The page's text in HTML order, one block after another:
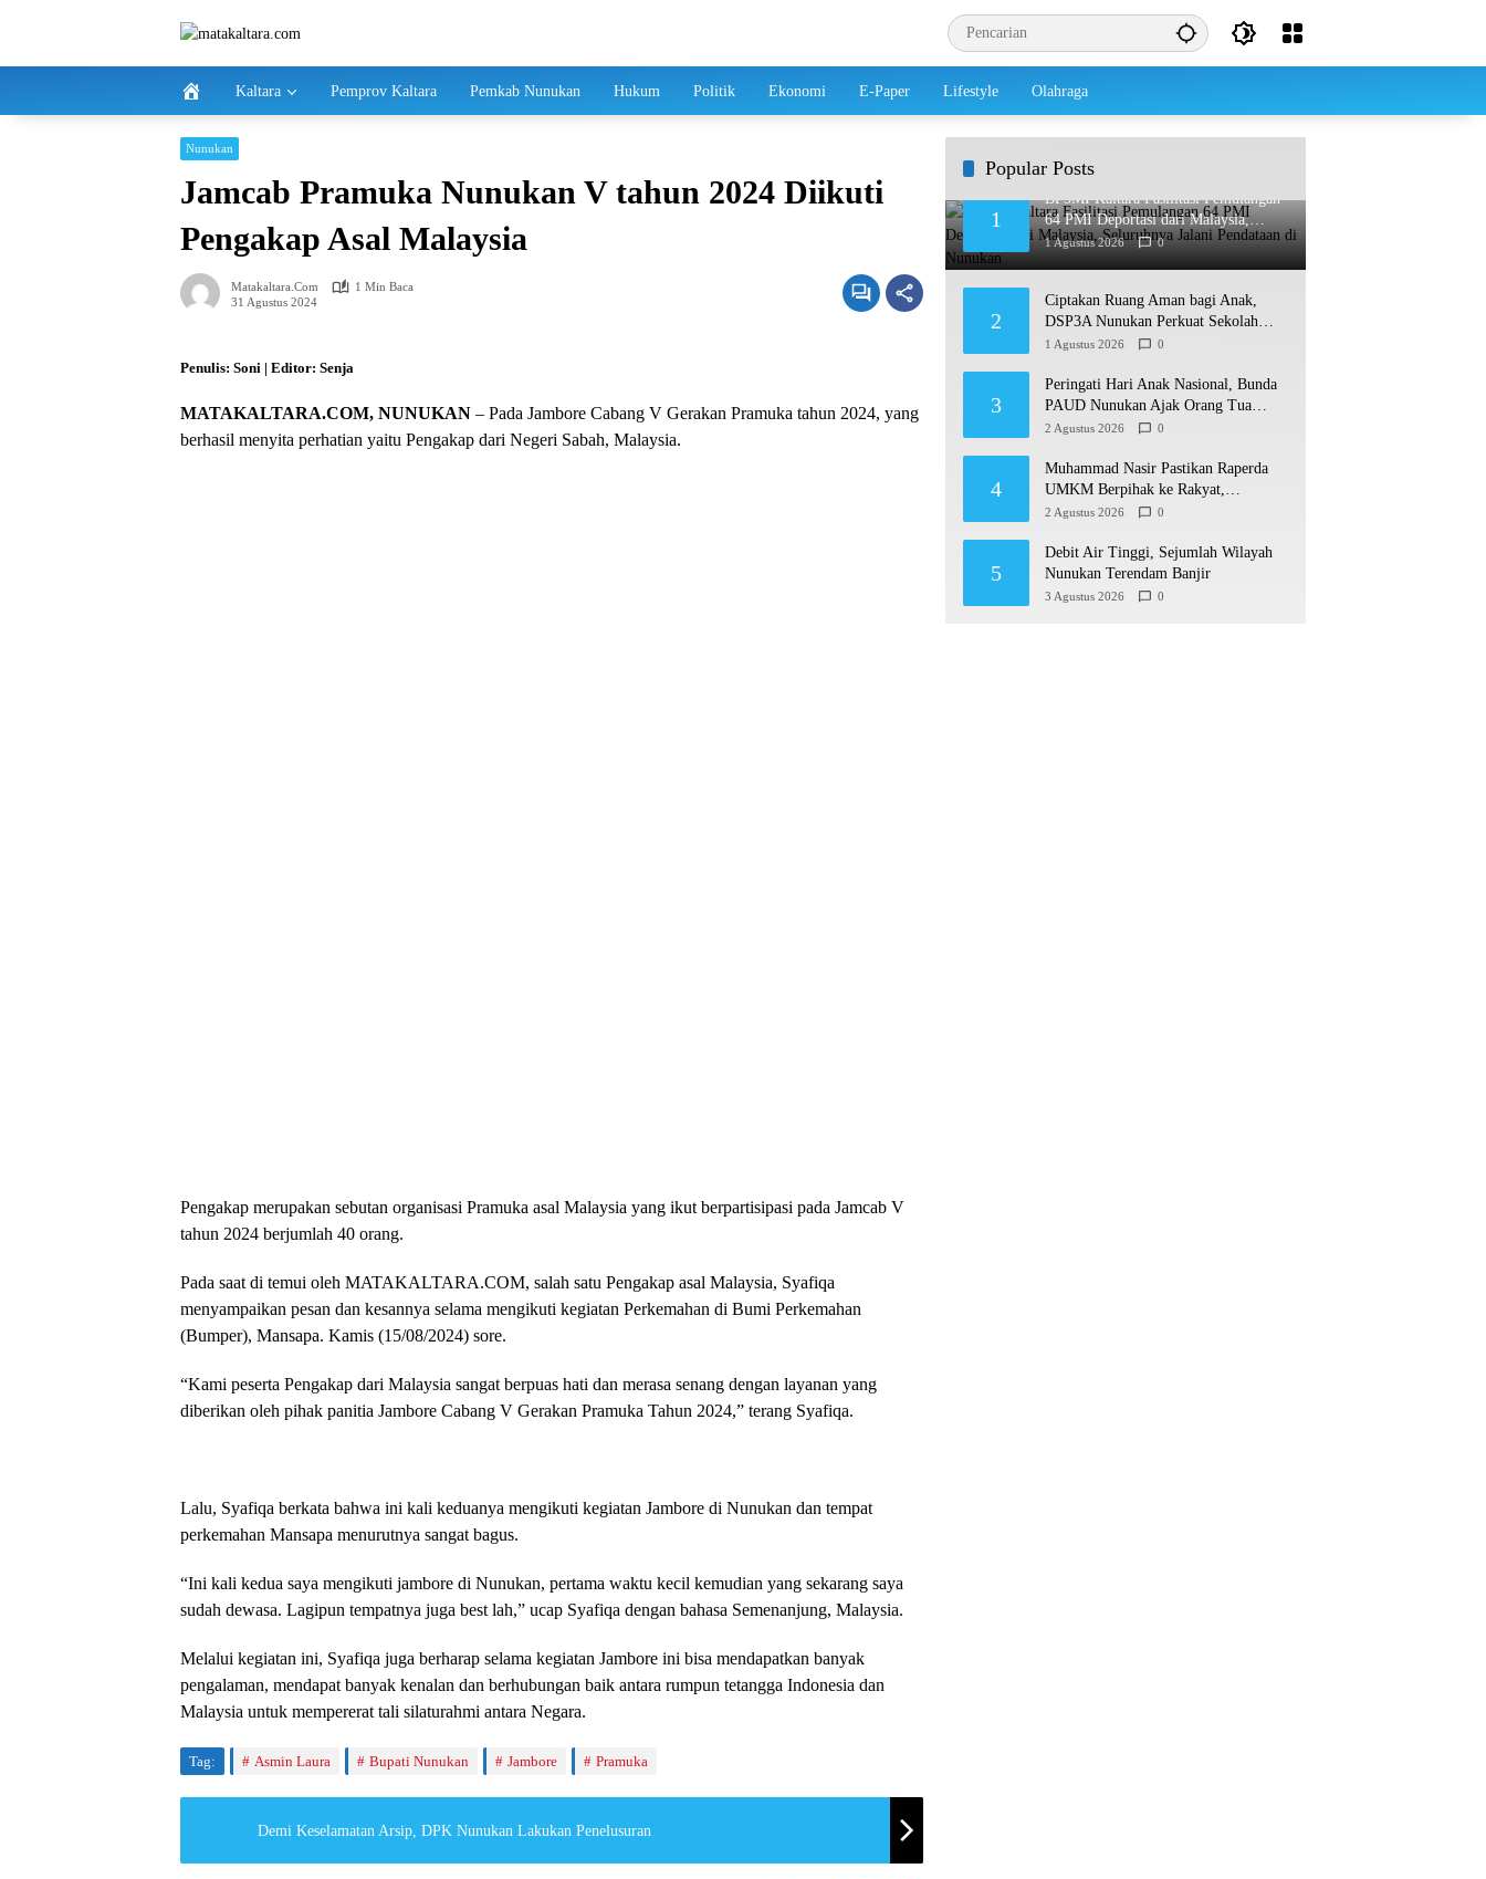
Kaltara Pemprov Kaltara Pemkab Nunukan Hukum Politik Ekonomi E-Paper Lifestyle Olahraga
Nunukan
Jamcab Pramuka Nunukan V tahun 2024 Diikuti
Pengakap Asal Malaysia
Matakaltara.com
1 Min Baca
31 Agustus 2024
Penulis: Soni | Editor: Senja
MATAKALTARA.COM, NUNUKAN – Pada Jambore Cabang V Gerakan Pramuka tahun 2024, yang
berhasil menyita perhatian yaitu Pengakap dari Negeri Sabah, Malaysia.
Pengakap merupakan sebutan organisasi Pramuka asal Malaysia yang ikut berpartisipasi pada Jamcab V
tahun 2024 berjumlah 40 orang.
Pada saat di temui oleh MATAKALTARA.COM, salah satu Pengakap asal Malaysia, Syafiqa
menyampaikan pesan dan kesannya selama mengikuti kegiatan Perkemahan di Bumi Perkemahan
(Bumper), Mansapa. Kamis (15/08/2024) sore.
“Kami peserta Pengakap dari Malaysia sangat berpuas hati dan merasa senang dengan layanan yang
diberikan oleh pihak panitia Jambore Cabang V Gerakan Pramuka Tahun 2024,” terang Syafiqa.
Lalu, Syafiqa berkata bahwa ini kali keduanya mengikuti kegiatan Jambore di Nunukan dan tempat
perkemahan Mansapa menurutnya sangat bagus.
“Ini kali kedua saya mengikuti jambore di Nunukan, pertama waktu kecil kemudian yang sekarang saya
sudah dewasa. Lagipun tempatnya juga best lah,” ucap Syafiqa dengan bahasa Semenanjung, Malaysia.
Melalui kegiatan ini, Syafiqa juga berharap selama kegiatan Jambore ini bisa mendapatkan banyak
pengalaman, mendapat banyak kenalan dan berhubungan baik antara rumpun tetangga Indonesia dan
Malaysia untuk mempererat tali silaturahmi antara Negara.
Tag: Asmin Laura Bupati Nunukan Jambore Pramuka
Demi Keselamatan Arsip, DPK Nunukan Lakukan Penelusuran
Popular Posts
1
BP3MI Kaltara Fasilitasi Pemulangan
64 PMI Deportasi dari Malaysia,
Seluruhnya Jalani Pendataan di
1 Agustus 2026 0
2
Ciptakan Ruang Aman bagi Anak,
DSP3A Nunukan Perkuat Sekolah
Ramah Anak
1 Agustus 2026 0
3
Peringati Hari Anak Nasional, Bunda
PAUD Nunukan Ajak Orang Tua
Biasakan Anak Gemar Berolahraga
2 Agustus 2026 0
4
Muhammad Nasir Pastikan Raperda
UMKM Berpihak ke Rakyat,
Permudah Usaha hingga Perluas Pasar
2 Agustus 2026 0
5
Debit Air Tinggi, Sejumlah Wilayah
Nunukan Terendam Banjir
3 Agustus 2026 0